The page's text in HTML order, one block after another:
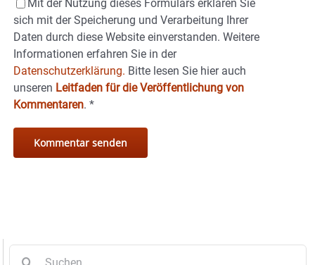
Mit der Nutzung dieses Formulars erklären Sie
sich mit der Speicherung und Verarbeitung Ihrer
Daten durch diese Website einverstanden. Weitere
Informationen erfahren Sie in der
Datenschutzerklärung. Bitte lesen Sie hier auch
unseren Leitfaden für die Veröffentlichung von
Kommentaren. *